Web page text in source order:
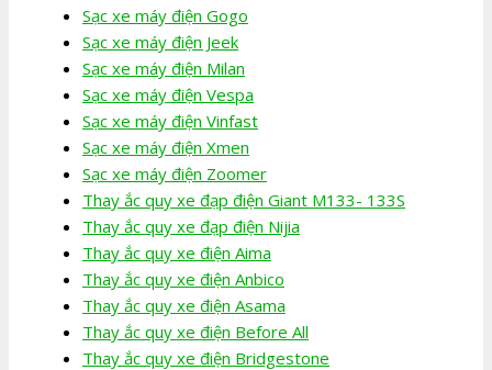
Sạc xe máy điện Gogo
Sạc xe máy điện Jeek
Sạc xe máy điện Milan
Sạc xe máy điện Vespa
Sạc xe máy điện Vinfast
Sạc xe máy điện Xmen
Sạc xe máy điện Zoomer
Thay ắc quy xe đạp điện Giant M133- 133S
Thay ắc quy xe đạp điện Nijia
Thay ắc quy xe điện Aima
Thay ắc quy xe điện Anbico
Thay ắc quy xe điện Asama
Thay ắc quy xe điện Before All
Thay ắc quy xe điện Bridgestone